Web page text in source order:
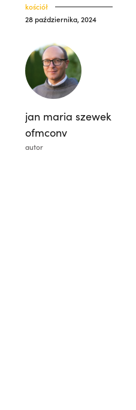
kościół
28 października, 2024
jan maria szewek
ofmconv
autor